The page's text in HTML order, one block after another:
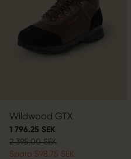
Wildwood GTX
1 796.25 SEK
2 395.00 SEK
Spara 598.75 SEK